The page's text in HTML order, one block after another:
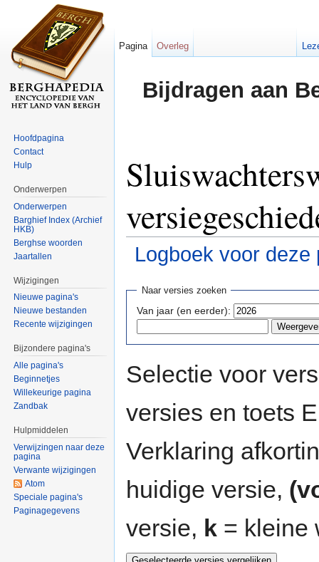
Bijdragen aan
Logboek voor deze
Naar versies zoeken
Van jaar (en eerder):
Selectie voor
versies en toets
Verklaring
huidige versie,
versie, k = kleine
Pagina Overleg
Hoofdpagina
Contact
Hulp
Onderwerpen
Onderwerpen
Barghief Index (Archief
HKB)
Berghse woorden
Jaartallen
Wijzigingen
Nieuwe pagina's
Nieuwe bestanden
Recente wijzigingen
Bijzondere pagina's
Alle pagina's
Beginnetjes
Willekeurige pagina
Zandbak
Hulpmiddelen
Verwijzingen naar deze
pagina
Verwante wijzigingen
Atom
Speciale pagina's
Paginagegevens